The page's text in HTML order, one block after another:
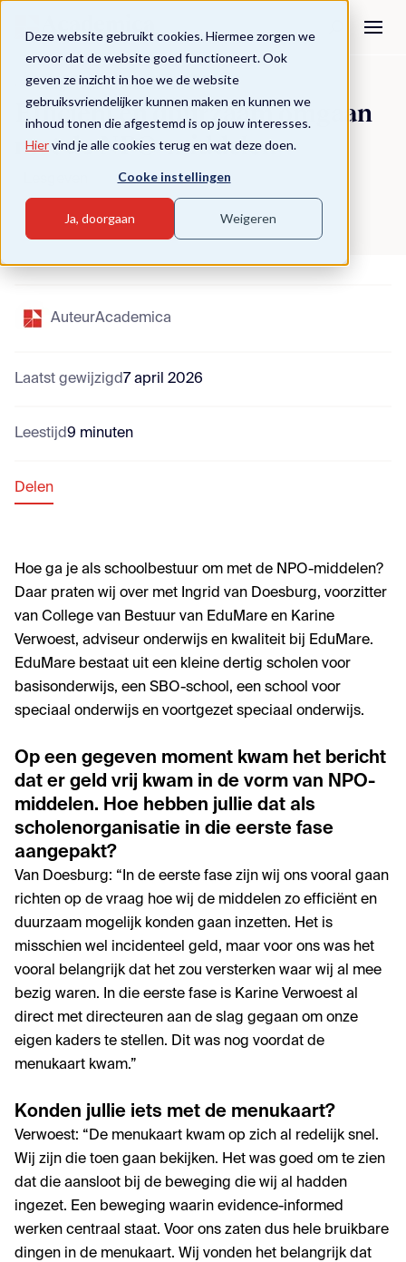
Deze website gebruikt cookies. Hiermee zorgen we
ervoor dat de website goed functioneert. Ook
geven ze inzicht in hoe we de website
gebruiksvriendelijker kunnen maken en kunnen we
inhoud tonen die afgestemd is op jouw interesses.
Hiervind je alle cookies terug en wat deze doen.
Cooke instellingen
Ja, doorgaan Weigeren
Terug naar overzicht
Efficiënt en duurzaam omgaan
met de NPO-middelen
AuteurAcademica
Laatst gewijzigd 7 april 2026
Leestijd9 minuten
Delen
Hoe ga je als schoolbestuur om met de NPO-middelen?
Daar praten wij over met Ingrid van Doesburg, voorzitter
van College van Bestuur van EduMare en Karine
Verwoest, adviseur onderwijs en kwaliteit bij EduMare.
EduMare bestaat uit een kleine dertig scholen voor
basisonderwijs, een SBO-school, een school voor
speciaal onderwijs en voortgezet speciaal onderwijs.
Op een gegeven moment kwam het bericht
dat er geld vrij kwam in de vorm van NPO-
middelen. Hoe hebben jullie dat als
scholenorganisatie in die eerste fase
aangepakt?
Van Doesburg: “In de eerste fase zijn wij ons vooral gaan
richten op de vraag hoe wij de middelen zo efficiënt en
duurzaam mogelijk konden gaan inzetten. Het is
misschien wel incidenteel geld, maar voor ons was het
vooral belangrijk dat het zou versterken waar wij al mee
bezig waren. In die eerste fase is Karine Verwoest al
direct met directeuren aan de slag gegaan om onze
eigen kaders te stellen. Dit was nog voordat de
menukaart kwam.”
Konden jullie iets met de menukaart?
Verwoest: “De menukaart kwam op zich al redelijk snel.
Wij zijn die toen gaan bekijken. Het was goed om te zien
dat die aansloot bij de beweging die wij al hadden
ingezet. Een beweging waarin evidence-informed
werken centraal staat. Voor ons zaten dus hele bruikbare
dingen in de menukaart. Wij vonden het belangrijk dat